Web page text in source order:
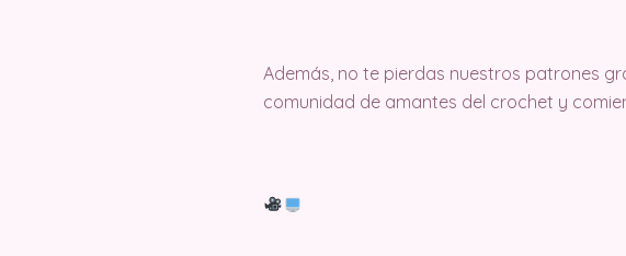
Además, no te pierdas nuestros patrones
comunidad de amantes del crochet y